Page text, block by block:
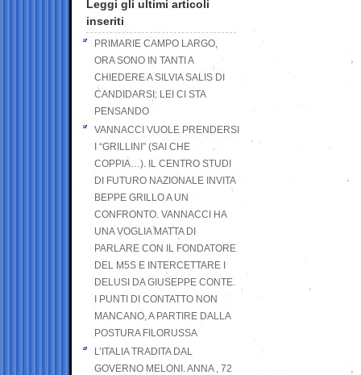
Leggi gli ultimi articoli
inseriti
PRIMARIE CAMPO LARGO,
ORA SONO IN TANTI A
CHIEDERE A SILVIA SALIS DI
CANDIDARSI: LEI CI STA
PENSANDO
VANNACCI VUOLE PRENDERSI
I “GRILLINI” (SAI CHE
COPPIA…). IL CENTRO STUDI
DI FUTURO NAZIONALE INVITA
BEPPE GRILLO A UN
CONFRONTO. VANNACCI HA
UNA VOGLIA MATTA DI
PARLARE CON IL FONDATORE
DEL M5S E INTERCETTARE I
DELUSI DA GIUSEPPE CONTE.
I PUNTI DI CONTATTO NON
MANCANO, A PARTIRE DALLA
POSTURA FILORUSSA
L’ITALIA TRADITA DAL
GOVERNO MELONI. ANNA , 72